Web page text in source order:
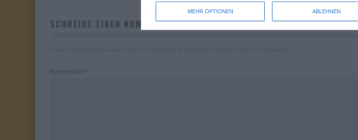
MEHR OPTIONEN ABLEHNEN
SCHREIBE EINEN KOMMENTAR
Kommentar *